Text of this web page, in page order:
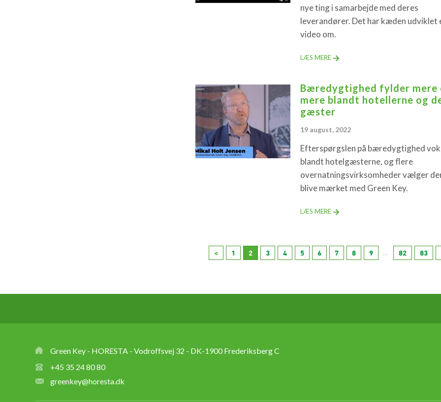
nye ting i samarbejde med deres
leverandører. Det har kæden udviklet
video om.
LÆS MERE
Bæredygtighed fylder mere
mere blandt hotellerne og
gæster
19 august, 2022
Efterspørgslen på bæredygtighed
blandt hotelgæsterne, og flere
overnatningsvirksomheder vælger
blive mærket med Green Key.
LÆS MERE
< 1 2 3 4 5 6 7 8 9 82 83
Green Key - HORESTA - Vodroffsvej 32 - DK-1900 Frederiksberg C
+45 35 24 80 80
greenkey@horesta.dk